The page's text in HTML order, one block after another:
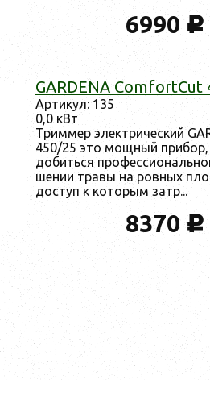
6990 c
GARDENA ComfortCut
Ар­ти­кул: 135
0,0 кВт
Трим­мер элек­три­чес­кий
450/25 это мощ­ный
до­бить­ся
шении тра­вы на ров­ных
дос­туп к ко­торым затр...
8370 c